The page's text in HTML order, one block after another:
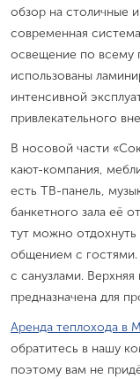
обзор на столичные
современная
освещение по всему
использованы
интенсивной
привлекательного
В носовой части
кают-компания,
есть ТВ-панель,
банкетного зала её
тут можно
общением с
с санузлами.
предназначена для
Аренда теплохода в
обратитесь в нашу
поэтому вам не